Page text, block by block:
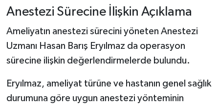
Anestezi Sürecine İlişkin Açıklama
Ameliyatın anestezi sürecini yöneten Anestezi
Uzmanı Hasan Barış Eryılmaz da operasyon
sürecine ilişkin değerlendirmelerde bulundu.
Eryılmaz, ameliyat türüne ve hastanın genel sağlık
durumuna göre uygun anestezi yönteminin